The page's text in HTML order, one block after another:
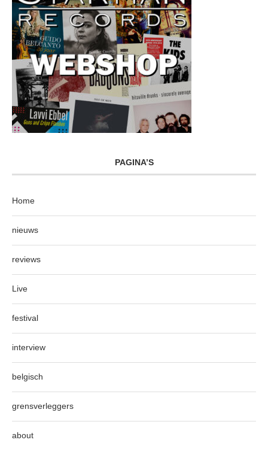
PAGINA’S
Home
nieuws
reviews
Live
festival
interview
belgisch
grensverleggers
about